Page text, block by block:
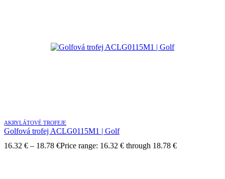
AKRYLÁTOVÉ TROFEJE
Golfová trofej ACLG0115M1 | Golf
16.32 € – 18.78 €Price range: 16.32 € through 18.78 €